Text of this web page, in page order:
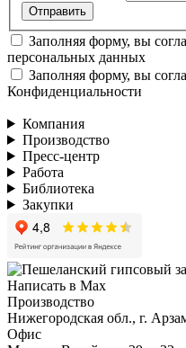
Заполняя форму, вы
персональных данных
Заполняя форму, вы
Конфиденциальности
Компания
Производство
Пресс-центр
Работа
Библиотека
Закупки
Написать в Max
Производство
Нижегородская обл., г.
Офис